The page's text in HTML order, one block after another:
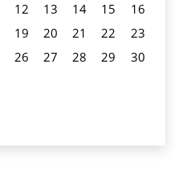
12 13 14 15
16
19 20 21 22
23
26 27 28 29
30